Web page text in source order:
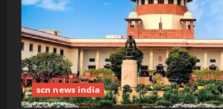
scn news india